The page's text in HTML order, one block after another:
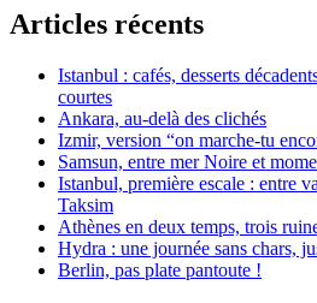
Articles récents
Istanbul : cafés, desserts
courtes
Ankara, au-delà des clichés
Izmir, version “on marche-tu
Samsun, entre mer Noire et
Istanbul, première escale : entre
Taksim
Athènes en deux temps, trois
Hydra : une journée sans chars,
Berlin, pas plate pantoute !